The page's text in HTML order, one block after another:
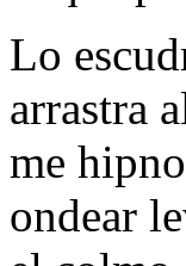
Lo
arrastra
me
ondear